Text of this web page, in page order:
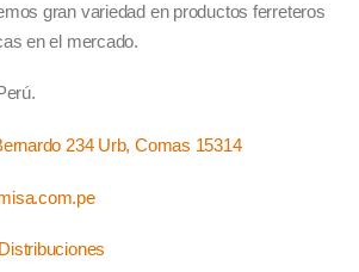
gran variedad en productos ferreteros
en el mercado.
234 Urb, Comas 15314